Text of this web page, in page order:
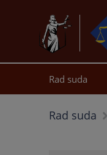
Rad suda
Rad suda